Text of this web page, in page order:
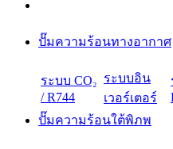
ปั๊มความร้อนทางอากาศ
ระบบ CO₂
/ R744
ระบบอิน
เวอร์เตอร์
ปั๊มความร้อนใต้พิภพ